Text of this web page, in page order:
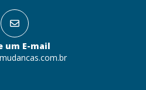
um E-mail